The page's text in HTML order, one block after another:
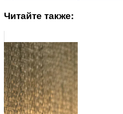
Читайте также: